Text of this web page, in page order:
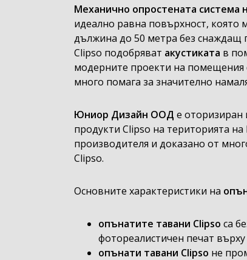
Механично опростената система
идеално равна повърхност, която
дължина до 50 метра без снаждащ
Clipso подобряват акустиката в
модерните проекти на помещения
много помага за значително
Юниор Дизайн ООД е оторизиран
продукти Clipso на територията
производителя и доказано от
Clipso.
Основните характеристики на
опънатите тавани Clipso са
фотореалистичен печат
опънати тавани Clipso не